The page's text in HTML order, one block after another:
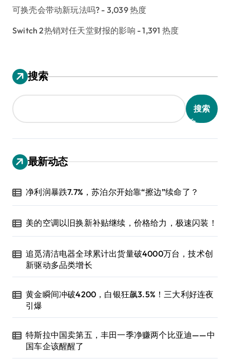
可换壳会带动新玩法吗? - 3,039 热度
Switch 2热销对任天堂财报的影响 - 1,391 热度
搜索
搜索
最新动态
净利润暴跌7.7%，苏泊尔开始靠“擦边”续命了？
美的空调以旧换新补贴继续，价格给力，极速闪装！
追觅清洁电器全球累计出货量破4000万台，技术创
新驱动多品类增长
黄金瞬间冲破4200，白银狂飙3.5%！三大利好连夜
引爆
特斯拉中国卖第五，丰田一季净赚两个比亚迪——中
国车企该醒醒了